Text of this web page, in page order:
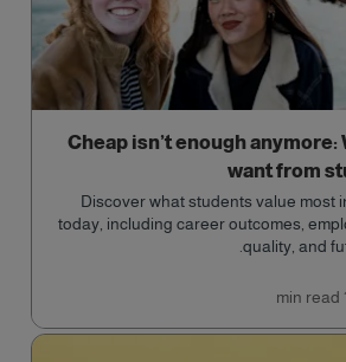
Cheap isn’t enough anymore:
want from
Discover what students value most
today, including career outcomes,
quality, and
read